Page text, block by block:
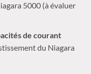
5000 (à évaluer
de courant
du Niagara